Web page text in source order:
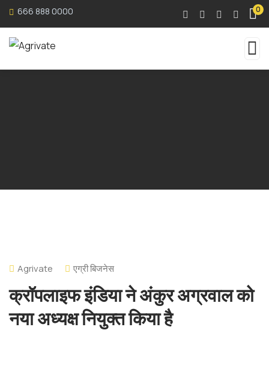
666 888 0000 0
Agrivate एग्री बिजनेस
क्रॉपलाइफ इंडिया ने अंकुर अग्रवाल को
नया अध्यक्ष नियुक्त किया है